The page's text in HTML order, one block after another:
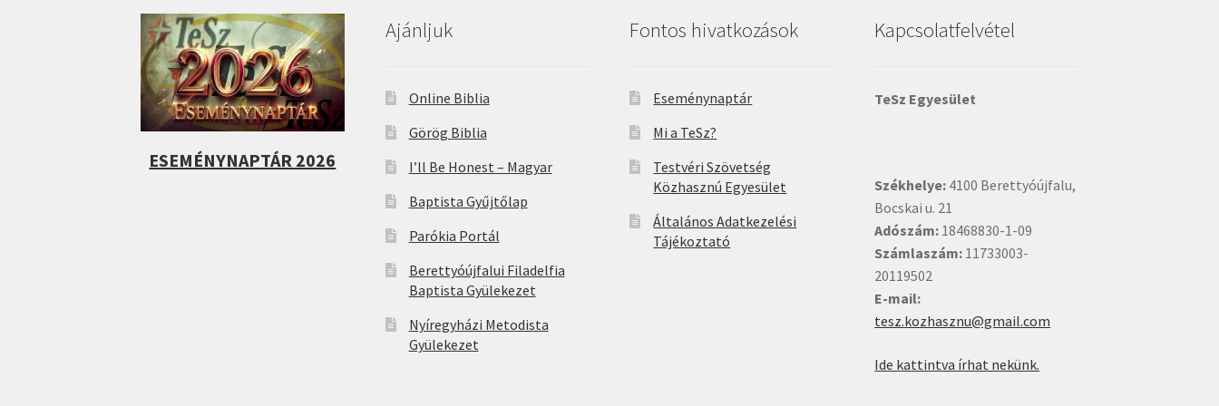
ESEMÉNYNAPTÁR 2026
Ajánljuk
Online Biblia
Görög Biblia
I’ll Be Honest – Magyar
Baptista Gyűjtőlap
Parókia Portál
Berettyóújfalui Filadelfia
Baptista Gyülekezet
Nyíregyházi Metodista
Gyülekezet
Fontos hivatkozások
Eseménynaptár
Mi a TeSz?
Testvéri Szövetség
Közhasznú Egyesület
Általános Adatkezelési
Tájékoztató
Kapcsolatfelvétel
TeSz Egyesület
Székhelye: 4100 Berettyóújfalu,
Bocskai u. 21
Adószám: 18468830-1-09
Számlaszám: 11733003-
20119502
E-mail:
tesz.kozhasznu@gmail.com
Ide kattintva írhat nekünk.